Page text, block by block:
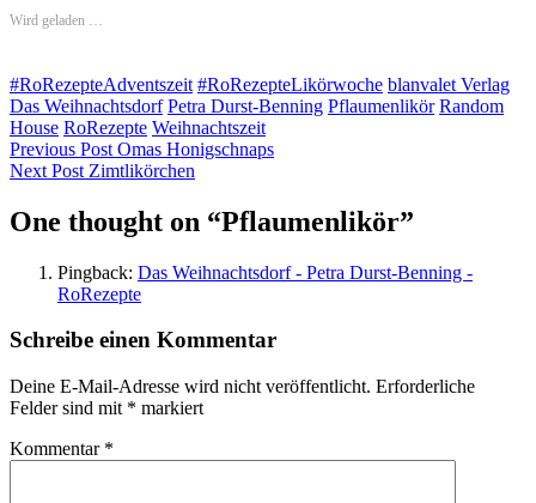
Wird geladen …
#RoRezepteAdventszeit #RoRezepteLikörwoche blanvalet Verlag
Das Weihnachtsdorf Petra Durst-Benning Pflaumenlikör Random
House RoRezepte Weihnachtszeit
Beitragsnavigation
Previous Post Omas Honigschnaps
Next Post Zimtlikörchen
One thought on “Pflaumenlikör”
Pingback: Das Weihnachtsdorf - Petra Durst-Benning -
RoRezepte
Schreibe einen Kommentar
Deine E-Mail-Adresse wird nicht veröffentlicht. Erforderliche
Felder sind mit * markiert
Kommentar *